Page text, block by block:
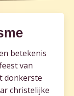
betekenis
van
donkerste
christelijke